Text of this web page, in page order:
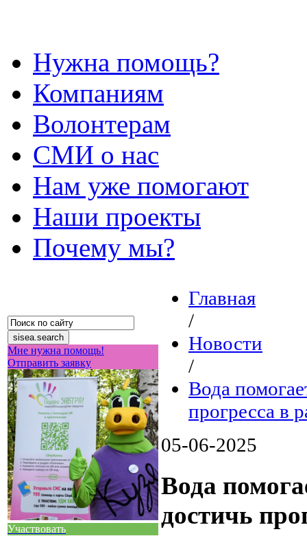
Нужна помощь?
Компаниям
Волонтерам
СМИ о нас
Нам уже помогают
Наши проекты
Почему мы?
Мне нужна помощь!
Отправить заявку
Участвовать
Главная
/
Новости
/
Вода
прогресса в
05-06-2025
Вода
достичь